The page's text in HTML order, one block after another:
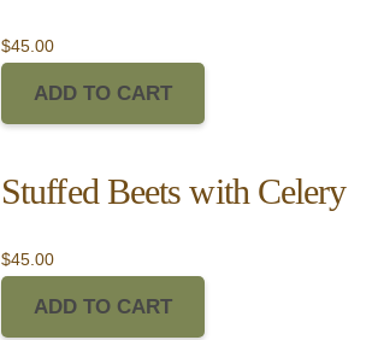
$45.00
ADD TO CART
Stuffed Beets with Celery
$45.00
ADD TO CART